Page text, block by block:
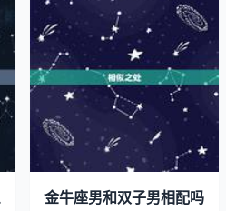
金牛座男和双子男相配吗